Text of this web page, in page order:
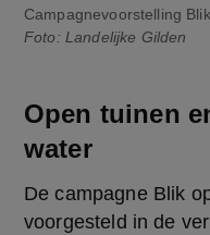
Campagnevoorstelling
Foto: Landelijke Gilden
Open tuinen
water
De campagne Blik
voorgesteld in de